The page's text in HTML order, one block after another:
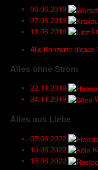
06.06.2019
07.06.2019
11.06.2019
Alle Konzerte dieser
Alles ohne Strom
22.11.2019
24.11.2019
Alles aus Liebe
07.06.2022
10.06.2022
15.06.2022